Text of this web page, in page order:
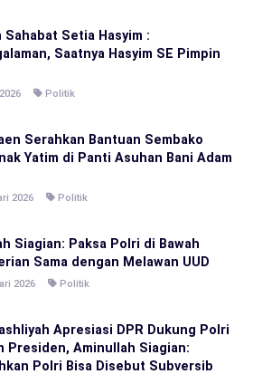
Sahabat Setia Hasyim :
Saatnya Hasyim SE Pimpin
Politik
Serahkan Bantuan Sembako
Yatim di Panti Asuhan Bani Adam
2026 Politik
Siagian: Paksa Polri di Bawah
Sama dengan Melawan UUD
2026 Politik
Apresiasi DPR Dukung Polri
Presiden, Aminullah Siagian:
Polri Bisa Disebut Subversib